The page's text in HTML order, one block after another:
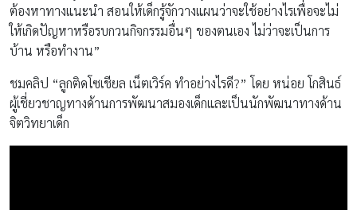
ต้องหาทางแนะนำ สอนให้เด็กรู้จักวางแผนว่าจะใช้อย่างไรเพื่อจะไม่
ให้เกิดปัญหาหรือรบกวนกิจกรรมอื่นๆ ของตนเอง ไม่ว่าจะเป็นการ
บ้าน หรือทำงาน”
ชมคลิป “ลูกติดโซเชียล เน็ตเวิร์ค ทำอย่างไรดี?” โดย หน่อย โกสินธ์
ผู้เชี่ยวชาญทางด้านการพัฒนาสมองเด็กและเป็นนักพัฒนาทางด้าน
จิตวิทยาเด็ก